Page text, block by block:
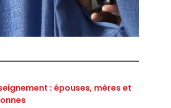
: épouses, mères et